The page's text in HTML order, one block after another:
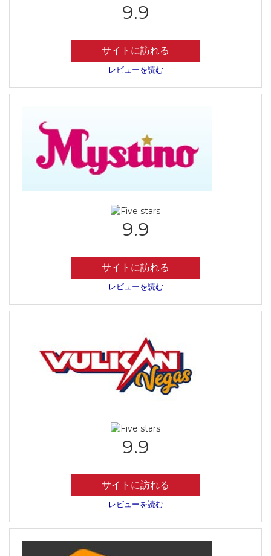
9.9
サイトに訪れる
レビューを読む
9.9
サイトに訪れる
レビューを読む
9.9
サイトに訪れる
レビューを読む